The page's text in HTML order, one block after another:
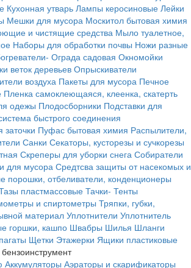
Кухонная утварь Лампы керосиновые Лейки
Мешки для мусора Москитол бытовая химия
и чистящие средства Мыло туалетное,
Наборы для обработки почвы Ножи разные
Ограда садовая Окномойки
веток деревьев Опрыскиватели
воздуха Пакеты для мусора Печное
Пленка самоклеющаяся, клеенка, скатерть
одежы Плодосборники Подставки для
быстрого соединения
Пуфас бытовая химия Распылители,
Санки Секаторы, кусторезы и сучкорезы
Скреперы для уборки снега Собиратели
для мусора Средтсва защиты от насекомых и
порошки, отбеливатели, конденционеры
пластмассовые Тачки- Тенты
и спиртометры Тряпки, губки,
материалУплотнители Уплотнитель
горшки, кашпо Швабры Шилья Шланги
Щетки Этажерки Ящики пластиковые
Аккумуляторы Аэраторы и скарификаторы